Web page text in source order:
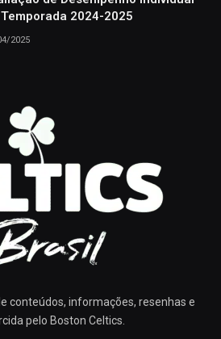
2024-2025
2025
conteúdos, informações, resenhas e
pelo Boston Celtics.